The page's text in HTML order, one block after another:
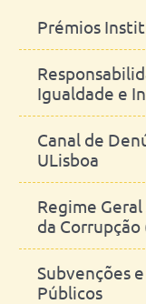
Prémios
Igualdade e
Canal de
ULisboa
Regime
da Corrupção
Subvenções
Públicos